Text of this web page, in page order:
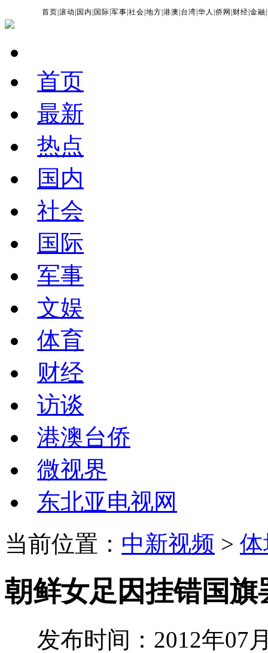
首页 |滚动 国内 国际 |军事 |社会 |地方 |港澳 台湾 |华人 |侨网 财经 |金融 |
首页
最新
热点
国内
社会
国际
军事
文娱
体育
财经
访谈
港澳台侨
微视界
东北亚电视网
当前位置： 中新视频 >
朝鲜女足因挂错国
发布时间：2012年07